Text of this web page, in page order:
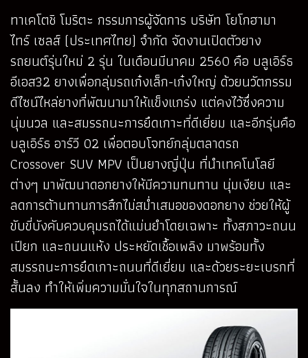
ทาเคโตชิ โมริตะ กรรมการผู้จัดการ บริษัท โยโกฮามา
ไทร์ เซลส์ (ประเทศไทย) จำกัด จัดงานเปิดตัวยาง
รถยนต์รุ่นใหม่ 2 รุ่น ในเดือนมีนาคม 2560 คือ บลูเอิร์ธ
อีเอส32 ยางเพื่อกลุ่มรถเก๋งเล็ก-เก๋งใหญ่ ด้วยนวัตกรรม
ดีไซน์ไหล่ยางที่พัฒนามาให้แข็งแกร่ง แต่คงไว้ซึ่งความ
นุ่มนวล และสมรรถนะการยึดเกาะที่ดีเยี่ยม และอีกรุ่นคือ
บลูเอิร์ธ อาร์วี 02 เพื่อตอบโจทย์กลุ่มตลาดรถ
Crossover SUV MPV เป็นยางญี่ปุ่น ที่นำเทคโนโลยี
ต่างๆ มาพัฒนาดอกยางให้มีความทนทาน นุ่มเงียบ และ
ลดการต้านทานการสึกไม่สม่ำเสมอของดอกยาง ช่วยให้ผู้
ขับขี่บังคับควบคุมรถได้แม่นยำโดยเฉพาะ ทั้งสภาวะถนน
เปียก และถนนแห้ง ประหยัดเชื้อเพลิง มาพร้อมทั้ง
สมรรถนะการยึดเกาะถนนที่ดีเยี่ยม และด้วยระยะเบรกที่
สั้นลง ทำให้เพิ่มความมั่นใจในทุกสถานการณ์